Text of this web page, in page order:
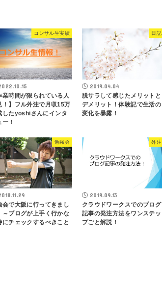
コンサル生実績
業時間が限られている人
！】フル外注で月収15万
したyoshiさんにインタ
ー！
日記
2019.04.04
脱サラして感じたメリットと
デメリット！体験記で生活の
変化を暴露！
勉強会
会で大阪に行ってきまし
～ブログが上手く行かな
にチェックするべきこと
外注
2019.09.13
クラウドワークスでのブログ
記事の発注方法をワンステッ
プごと解説！